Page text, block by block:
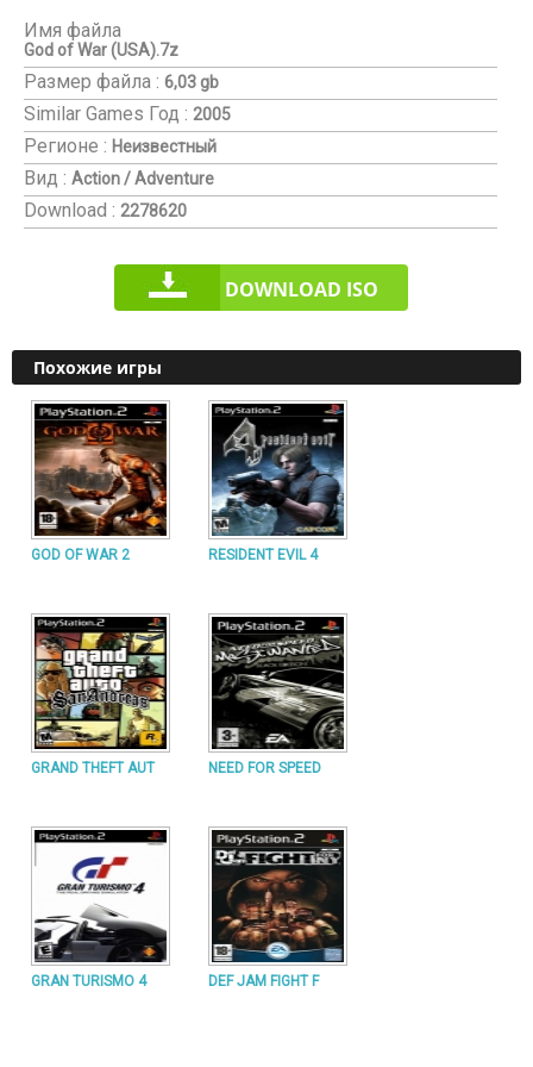
Имя файла
God of War (USA).7z
Размер файла : 6,03 gb
Similar Games Год : 2005
Регионе : Неизвестный
Вид : Action / Adventure
Download : 2278620
DOWNLOAD ISO
Похожие игры
GOD OF WAR 2 RESIDENT EVIL 4
GRAND THEFT AUT NEED FOR SPEED
GRAN TURISMO 4 DEF JAM FIGHT F